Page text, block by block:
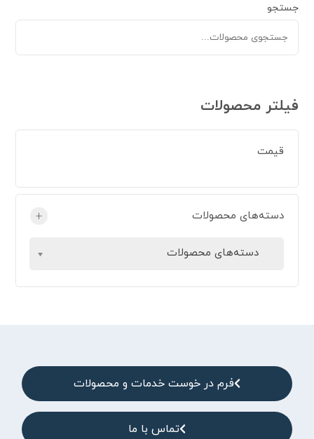
جستجو
فیلتر محصولات
قیمت
دسته‌های محصولات +
دسته‌های محصولات
فرم در خوست خدمات و محصولات
تماس با ما